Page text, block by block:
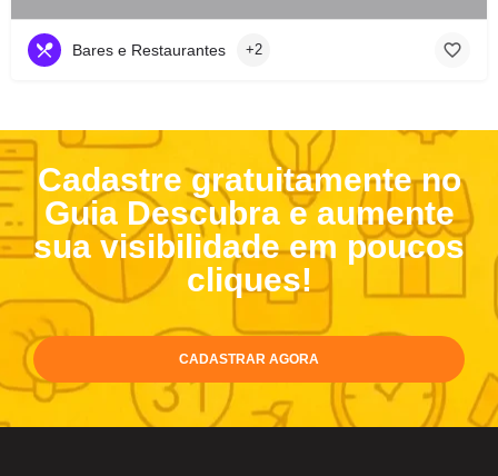
Bares e Restaurantes +2
Cadastre gratuitamente no
Guia Descubra e aumente
sua visibilidade em poucos
cliques!
CADASTRAR AGORA